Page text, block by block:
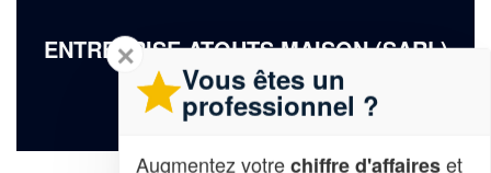
ENTREPRISE ATOUTS MAISON (SARL)
24 Rue Bernard Berthier
91170 Viry-Chatillon
✕
Vous êtes un
professionnel ?
Augmentez votrechiffre d'affaireset